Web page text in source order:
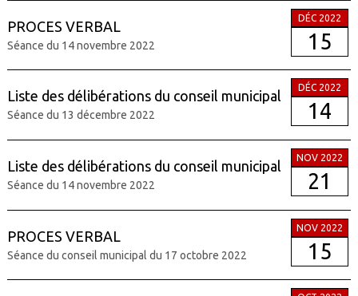
PROCES VERBAL
Séance du 14 novembre 2022
DÉC 2022
15
Liste des délibérations du conseil municipal
Séance du 13 décembre 2022
DÉC 2022
14
Liste des délibérations du conseil municipal
Séance du 14 novembre 2022
NOV 2022
21
PROCES VERBAL
Séance du conseil municipal du 17 octobre 2022
NOV 2022
15